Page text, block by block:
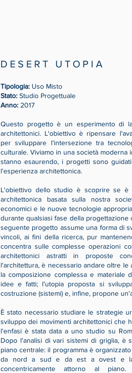
D E S E R T U T O P I A
Tipologia: Uso Misto
Stato: Studio Progettuale
Anno: 2017
Questo progetto è un esperimento di
architettonici. L'obiettivo è ripensare
per sviluppare l'intersezione tra
culturale. Viviamo in una società
stanno esaurendo, i progetti sono
l'esperienza architettonica.
L'obiettivo dello studio è scoprire se è
architettonica basata sulla nostra
economici e le nuove tecnologie
durante qualsiasi fase della
seguente progetto assume una forma di
vincoli, ai fini della ricerca, pur
concentra sulle complesse operazioni
architettonici astratti in proposte
l'architettura, è necessario andare oltre
la composizione complessa e materiale
idee e fatti; l'utopia proposta si
costruzione (sistemi) e, infine, propone
È stato necessario studiare le strategie
sviluppo dei movimenti architettonici che
l'enfasi è stata data a uno studio su
Dopo l'analisi di vari sistemi di griglia, è
piano centrale: il programma è
da nord a sud e da est a ovest e la
concentricamente attorno al